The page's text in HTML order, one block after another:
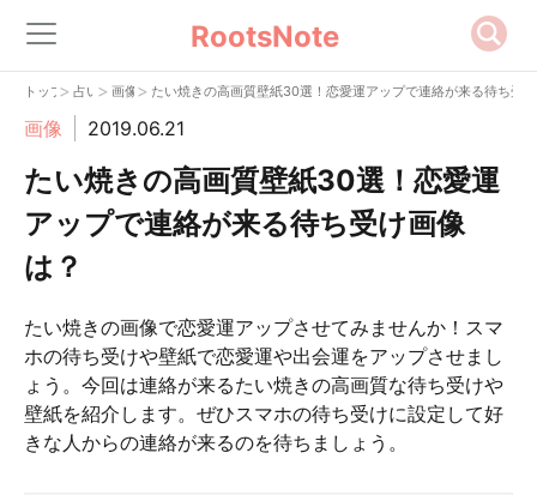
RootsNote
トップ> 占い> 画像> たい焼きの高画質壁紙30選！恋愛運アップで連絡が来る待ち受
画像 2019.06.21
たい焼きの高画質壁紙30選！恋愛運
アップで連絡が来る待ち受け画像
は？
たい焼きの画像で恋愛運アップさせてみませんか！スマ
ホの待ち受けや壁紙で恋愛運や出会運をアップさせまし
ょう。今回は連絡が来るたい焼きの高画質な待ち受けや
壁紙を紹介します。ぜひスマホの待ち受けに設定して好
きな人からの連絡が来るのを待ちましょう。